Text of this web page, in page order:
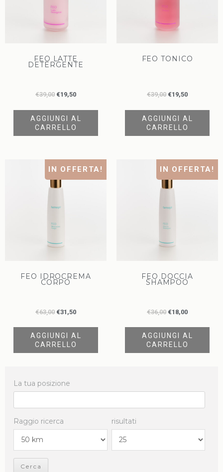
FEO LATTE
DETERGENTE
€39,00 €19,50
AGGIUNGI AL
CARRELLO
FEO TONICO
€39,00 €19,50
AGGIUNGI AL
CARRELLO
IN OFFERTA!
FEO IDROCREMA
CORPO
€63,00 €31,50
AGGIUNGI AL
CARRELLO
IN OFFERTA!
FEO DOCCIA
SHAMPOO
€36,00 €18,00
AGGIUNGI AL
CARRELLO
La tua posizione
Raggio ricerca risultati